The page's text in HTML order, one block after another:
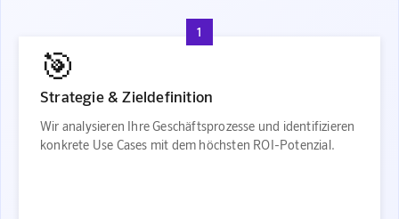
1
🎯
Strategie & Zieldefinition
Wir analysieren Ihre Geschäftsprozesse und identifizieren
konkrete Use Cases mit dem höchsten ROI-Potenzial.